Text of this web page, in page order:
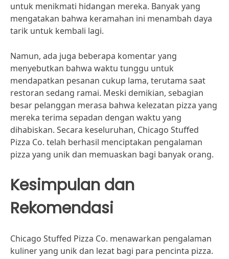
untuk menikmati hidangan mereka. Banyak yang
mengatakan bahwa keramahan ini menambah daya
tarik untuk kembali lagi.
Namun, ada juga beberapa komentar yang
menyebutkan bahwa waktu tunggu untuk
mendapatkan pesanan cukup lama, terutama saat
restoran sedang ramai. Meski demikian, sebagian
besar pelanggan merasa bahwa kelezatan pizza yang
mereka terima sepadan dengan waktu yang
dihabiskan. Secara keseluruhan, Chicago Stuffed
Pizza Co. telah berhasil menciptakan pengalaman
pizza yang unik dan memuaskan bagi banyak orang.
Kesimpulan dan
Rekomendasi
Chicago Stuffed Pizza Co. menawarkan pengalaman
kuliner yang unik dan lezat bagi para pencinta pizza.